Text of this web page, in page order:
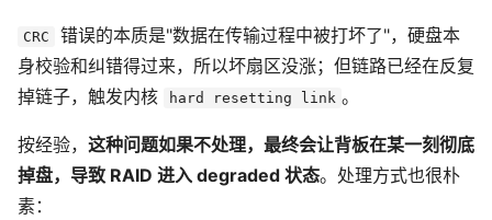
CRC
错误的本质是"数据在传输过程中被打坏了"，硬盘本
身校验和纠错得过来，所以坏扇区没涨；但链路已经在反复
掉链子，触发内核
hard resetting link 。
按经验， 这种问题如果不处理，最终会让背板在某一刻彻底
掉盘，导致 RAID 进入 degraded 状态。处理方式也很朴
素：